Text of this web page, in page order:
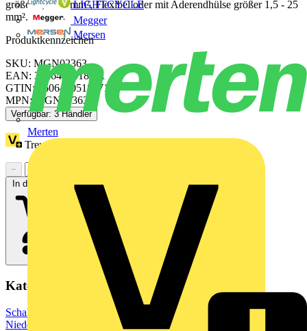
LIGHTCYCLE
Megger
Mersen
Merten
größer 1,5 - 35mm², Flexibel oder mit Aderendhülse größer 1,5 - 25
mm².
Produktkennzeichen
SKU: MGN02363
EAN: 3606480518171
GTIN: 3606480518171
MPN: MGN02363
Verfügbar: 3 Händler
Treuepunkte:
−
In den Warenkorb
Kategorien
Schaltgeräte & Überstromschutz
Schaltgeräte
Niederspannungsschaltgeräte